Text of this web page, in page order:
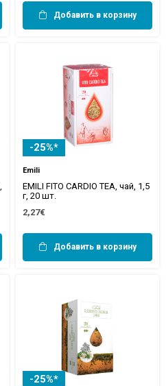
Добавить в корзину
-25%*
Emili
EMILI FITO CARDIO TEA, чай, 1,5
г, 20 шт.
2,27€
Добавить в корзину
-25%*